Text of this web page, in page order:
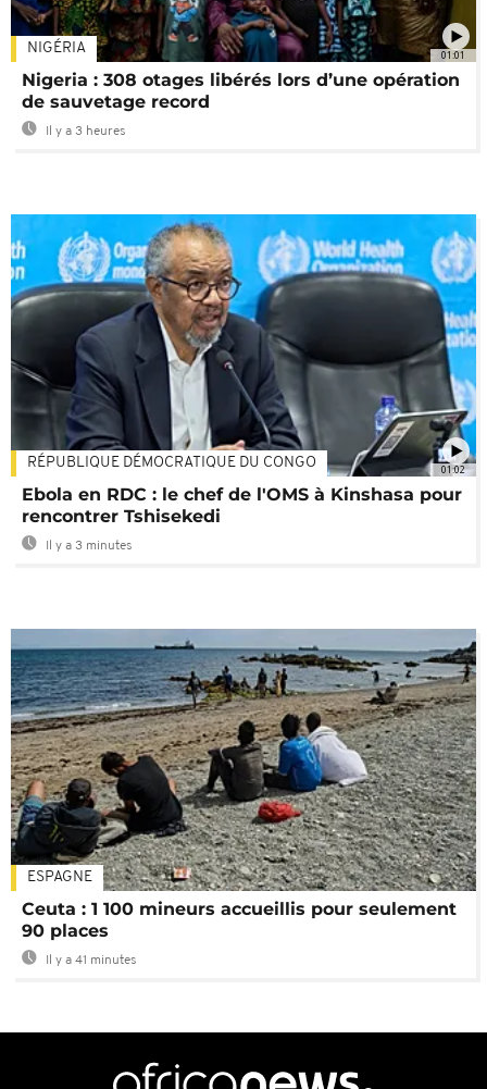
01:01
NIGÉRIA
Nigeria : 308 otages libérés lors d’une opération
de sauvetage record
Il y a 3 heures
01:02
RÉPUBLIQUE DÉMOCRATIQUE DU CONGO
Ebola en RDC : le chef de l'OMS à Kinshasa pour
rencontrer Tshisekedi
Il y a 3 minutes
ESPAGNE
Ceuta : 1 100 mineurs accueillis pour seulement
90 places
Il y a 41 minutes